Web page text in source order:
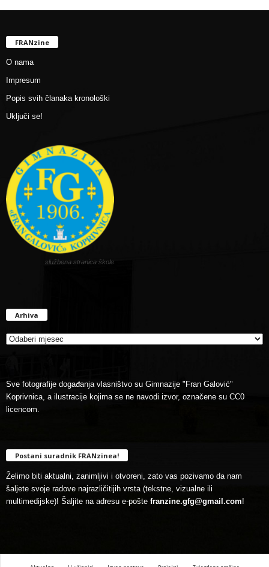
FRANzine
O nama
Impresum
Popis svih članaka kronološki
Uključi se!
službena stranica škole
Arhiva
Sve fotografije događanja vlasništvo su Gimnazije "Fran Galović"
Koprivnica, a ilustracije kojima se ne navodi izvor, označene su CC0
licencom.
Postani suradnik FRANzinea!
Želimo biti aktualni, zanimljivi i otvoreni, zato vas pozivamo da nam
šaljete svoje radove najrazličitijih vrsta (tekstne, vizualne ili
multimedijske)! Šaljite na adresu e-pošte franzine.gfg@gmail.com!